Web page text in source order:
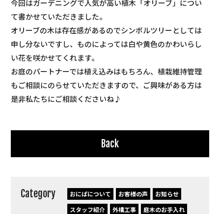
今回はガーデニングで人気が高い植木「オリーブ」につい
て書かせていただきました。
オリーブの木は存在感があるのでシンボルツリーとしては
申し分ないですし、ものによっては白や黄色のかわいらし
い花を咲かせてくれます。
お庭のパートナーでは植え込みはもちろん、植栽維持管理
もご相談にのらせていただきますので、ご興味がある方は
是非私たちにご相談くださいね♪
Back
Category おにぱについて お客様の声
お知らせ
スタッフ紹介
外構工事
庭木のお手入れ